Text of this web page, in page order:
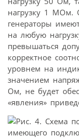
нагрузку 1 МОм.
генераторы
на любую
превышаться
корректное
уровнем на
значением
Ом, не будет
«явления»